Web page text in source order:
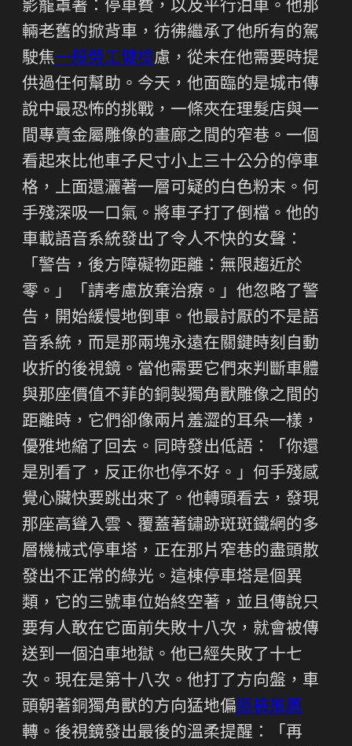
影籠罩著：停車費，以及平行泊車。他那
輛老舊的掀背車，彷彿繼承了他所有的駕
駛焦一般勞工健檢慮，從未在他需要時提
供過任何幫助。今天，他面臨的是城市傳
說中最恐怖的挑戰，一條夾在理髮店與一
間專賣金屬雕像的畫廊之間的窄巷。一個
看起來比他車子尺寸小上三十公分的停車
格，上面還灑著一層可疑的白色粉末。何
手殘深吸一口氣。將車子打了倒檔。他的
車載語音系統發出了令人不快的女聲：
「警告，後方障礙物距離：無限趨近於
零。」「請考慮放棄治療。」他忽略了警
告，開始緩慢地倒車。他最討厭的不是語
音系統，而是那兩塊永遠在關鍵時刻自動
收折的後視鏡。當他需要它們來判斷車體
與那座價值不菲的銅製獨角獸雕像之間的
距離時，它們卻像兩片羞澀的耳朵一樣，
優雅地縮了回去。同時發出低語：「你還
是別看了，反正你也停不好。」何手殘感
覺心臟快要跳出來了。他轉頭看去，發現
那座高聳入雲、覆蓋著鏽跡斑斑鐵網的多
層機械式停車塔，正在那片窄巷的盡頭散
發出不正常的綠光。這棟停車塔是個異
類，它的三號車位始終空著，並且傳說只
要有人敢在它面前失敗十八次，就會被傳
送到一個泊車地獄。他已經失敗了十七
次。現在是第十八次。他打了方向盤，車
頭朝著銅獨角獸的方向猛地偏巡檢推薦
轉。後視鏡發出最後的溫柔提醒：「再